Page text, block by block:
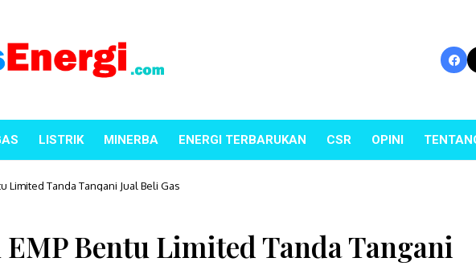
LISTRIK MINERBA ENERGI TERBARUKAN CSR OPINI
Limited Tanda Tangani Jual Beli Gas
Bentu Limited Tanda Tangani